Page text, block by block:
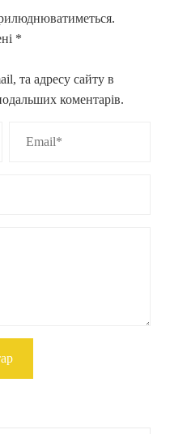
*
та адресу сайту в
коментарів.